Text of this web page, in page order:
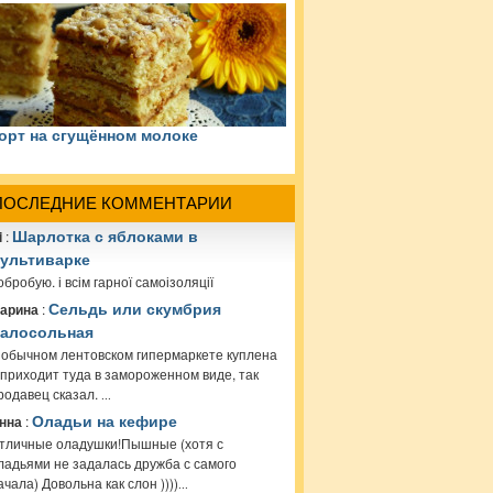
на сгущённом молоке
КОММЕНТАРИИ
: Шарлотка с яблоками в
і всім гарної самоізоляції
:Сельдь или скумбрия
лентовском гипермаркете куплена
туда в замороженном виде, так
сказал. ...
:Оладьи на кефире
оладушки!Пышные (хотя с
не задалась дружба с самого
Довольна как слон ))))...